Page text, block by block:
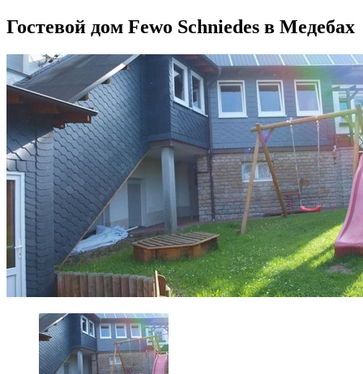
Гостевой дом Fewo Schniedes в Медебах